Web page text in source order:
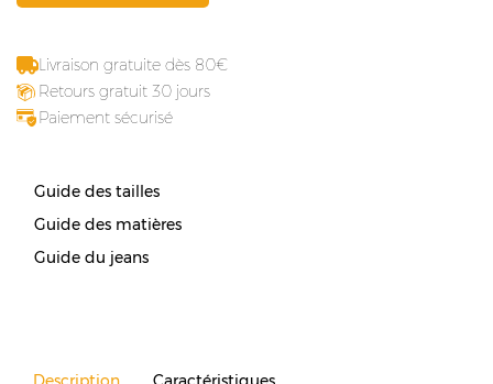
Livraison gratuite dès 80
Retours gratuit 30 jours
Paiement sécurisé
Guide des tailles
Guide des matières
Guide du jeans